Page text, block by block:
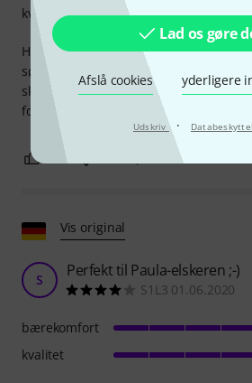
Lad os gøre
Afslå cookies yderligere
Udskriv ·
Holdbarheden kunne forbedres. Efter
sømmene at blive sprøde.
skjorter i samme prisklasse er der
forbedring.
kvalitet
ANMELD BEDØMMELSE
Vis original
S Perfekt til Paula-elskeren ;-)
S1L3 01.06.2020
bærekomfort
kvalitet